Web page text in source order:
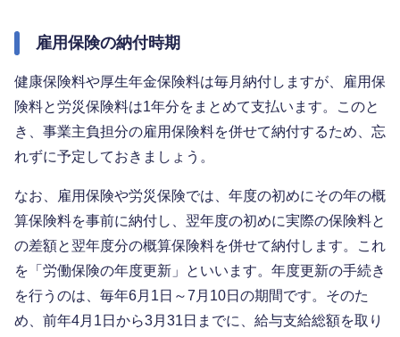
雇用保険の納付時期
健康保険料や厚生年金保険料は毎月納付しますが、雇用保
険料と労災保険料は1年分をまとめて支払います。このと
き、事業主負担分の雇用保険料を併せて納付するため、忘
れずに予定しておきましょう。
なお、雇用保険や労災保険では、年度の初めにその年の概
算保険料を事前に納付し、翌年度の初めに実際の保険料と
の差額と翌年度分の概算保険料を併せて納付します。これ
を「労働保険の年度更新」といいます。年度更新の手続き
を行うのは、毎年6月1日～7月10日の期間です。そのた
め、前年4月1日から3月31日までに、給与支給総額を取り